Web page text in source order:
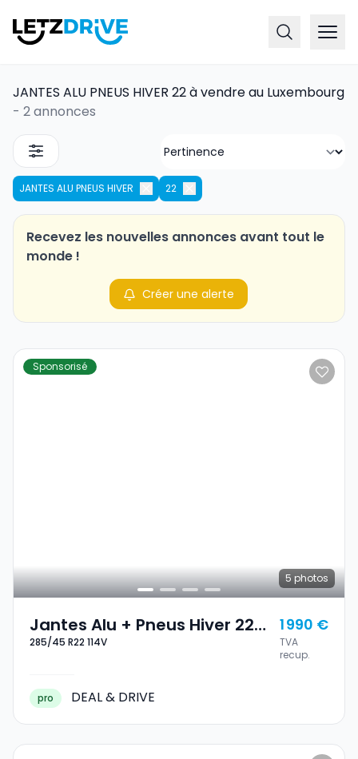
JANTES ALU PNEUS HIVER 22 à vendre au Luxembourg
- 2 annonces
JANTES ALU PNEUS HIVER 22
Recevez les nouvelles annonces avant tout le
monde !
Créer une alerte
Sponsorisé
5 photos
Jantes Alu + Pneus Hiver 22
285/45 R22 114V
285/45 R22 114V
1 990 €
TVA
recup.
pro DEAL & DRIVE